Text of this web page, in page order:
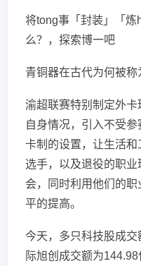
将tong事「封装」「
么？，探索博一吧
青铜器在古代为何被称
渝超联赛特别制定外
自身情况，引入不受参
卡制的设置，让生活
选手，以及退役的职
会，同时利用他们的
平的提高。
今天，多只科技股成
际旭创成交额为